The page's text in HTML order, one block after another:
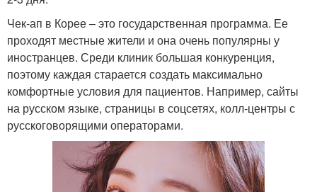
Чек-ап в Корее – это государственная программа. Ее
проходят местные жители и она очень популярны у
иностранцев. Среди клиник большая конкуренция,
поэтому каждая старается создать максимально
комфортные условия для пациентов. Например, сайты
на русском языке, страницы в соцсетях, колл-центры с
русскоговорящими операторами.